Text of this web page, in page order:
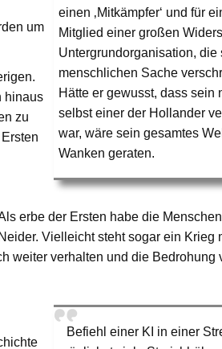
einen ‚Mitkämpfer‘ und für
Mitglied einer großen
Untergrundorganisation, die
menschlichen Sache
Hätte er gewusst, dass sein
selbst einer der Hollander
war, wäre sein gesamtes
Wanken geraten.
um
hinaus
zu
erbe der Ersten habe die
Vielleicht steht sogar ein Krieg
weiter verhalten und die Bedrohung
Befiehl einer KI in einer